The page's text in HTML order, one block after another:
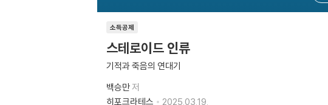
소득공제
스테로이드 인류
기적과 죽음의 연대기
백승만저
히포크라테스
2025.03.19.